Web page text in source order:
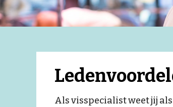
Als visspecialist weet jij